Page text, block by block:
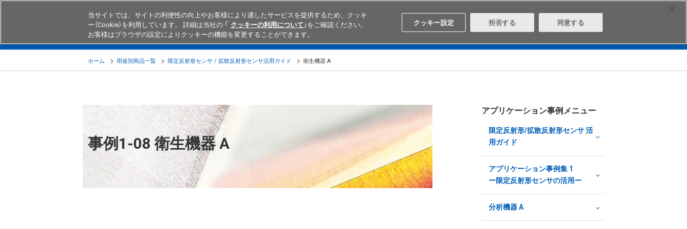
Japan Search Select Region Contact
製品 業界・用途別商品 知る・学ぶ テクニカルサポート
ホーム 用途別商品一覧 限定反射形センサ / 拡散反射形センサ活用ガイド 衛生機器 A
事例1-08 衛生機器 A
アプリケーション事例メニュー
限定反射形/拡散反射形センサ 活
用ガイド
アプリケーション事例集 1
ー限定反射形センサの活用ー
分析機器 A
当サイトでは、サイトの利便性の向上やお客様により適したサービスを提供するため、クッキ
ー（Cookie）を利用しています。 詳細は当社の 「 クッキーの利用について 」をご確認ください。
お客様はブラウザの設定によりクッキーの機能を変更することができます。
クッキー設定 拒否する 同意する